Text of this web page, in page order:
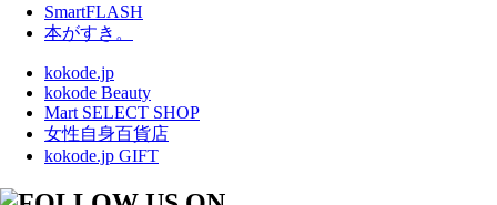
SmartFLASH
本がすき。
kokode.jp
kokode Beauty
Mart SELECT SHOP
女性自身百貨店
kokode.jp GIFT